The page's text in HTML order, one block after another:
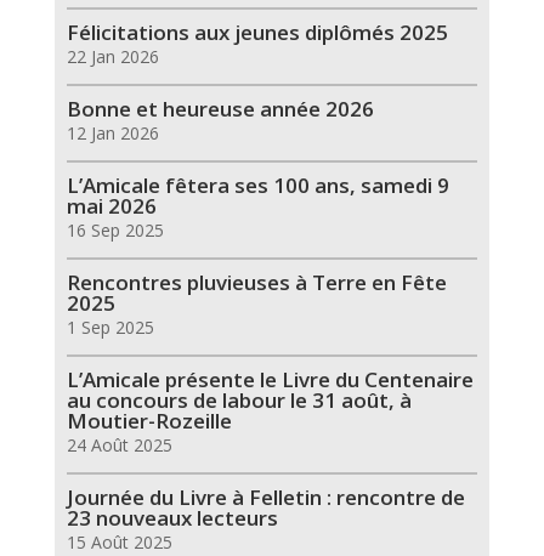
Félicitations aux jeunes diplômés 2025
22 Jan 2026
Bonne et heureuse année 2026
12 Jan 2026
L’Amicale fêtera ses 100 ans, samedi 9
mai 2026
16 Sep 2025
Rencontres pluvieuses à Terre en Fête
2025
1 Sep 2025
L’Amicale présente le Livre du Centenaire
au concours de labour le 31 août, à
Moutier-Rozeille
24 Août 2025
Journée du Livre à Felletin : rencontre de
23 nouveaux lecteurs
15 Août 2025